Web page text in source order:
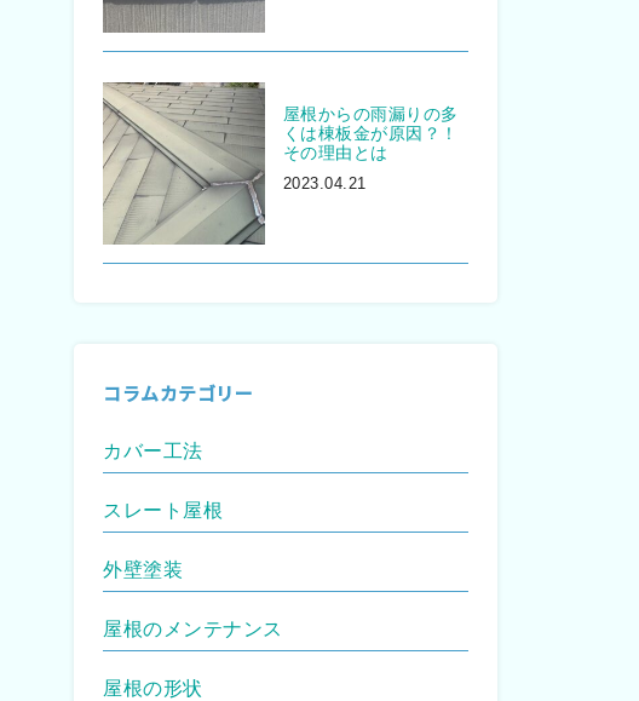
屋根からの雨漏りの多
くは棟板金が原因？！
その理由とは
2023.04.21
コラムカテゴリー
カバー工法
スレート屋根
外壁塗装
屋根のメンテナンス
屋根の形状